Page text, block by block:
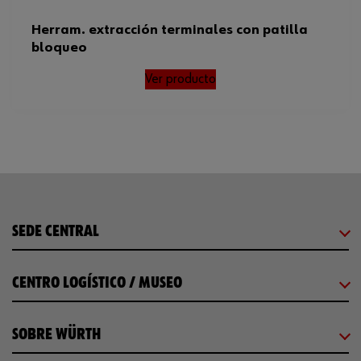
Herram. extracción terminales con patilla
bloqueo
Ver producto
SEDE CENTRAL
CENTRO LOGÍSTICO / MUSEO
SOBRE WÜRTH